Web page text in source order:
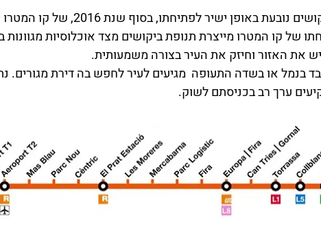
של קו המטרו מייצרת תנופת ביקושים מצד אוכלוסיות מגוונות
את האזור וחיזק את העיר בצורה משמעותית.
בנמל או בשדה התעופה מגיעים לעיר לחפש בה דירת מגורים.
ערך רב בכניסתם לשוק.